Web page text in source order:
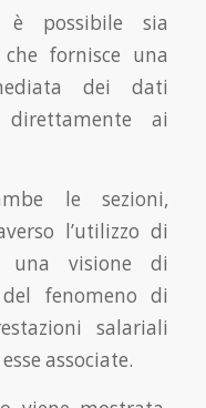
possibile sia
fornisce una
dei dati
direttamente ai
le sezioni,
l’utilizzo di
una visione di
fenomeno di
salariali
associate.